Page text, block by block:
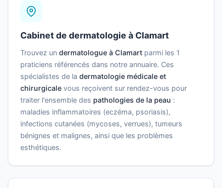
Cabinet de dermatologie à Clamart
Trouvez un dermatologue à Clamart parmi les 1
praticiens référencés dans notre annuaire. Ces
spécialistes de la dermatologie médicale et
chirurgicale vous reçoivent sur rendez-vous pour
traiter l'ensemble des pathologies de la peau :
maladies inflammatoires (eczéma, psoriasis),
infections cutanées (mycoses, verrues), tumeurs
bénignes et malignes, ainsi que les problèmes
esthétiques.